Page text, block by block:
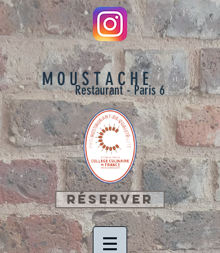
M O U S T A C H E
Restaurant - Paris 6
Réserver